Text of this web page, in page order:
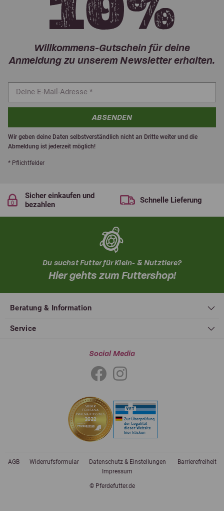
Willkommens-Gutschein für deine
Anmeldung zu unserem Newsletter erhalten.
ABSENDEN
Wir geben deine Daten selbstverständlich nicht an Dritte weiter und die
Abmeldung ist jederzeit möglich!
* Pflichtfelder
Sicher einkaufen und
bezahlen
Schnelle Lieferung
Du suchst Futter für Klein- & Nutztiere?
Hier gehts zum Futtershop!
Beratung & Information
Service
Social Media
© Pferdefutter.de
AGB Widerrufsformular Datenschutz & Einstellungen
Barrierefreiheit
Impressum